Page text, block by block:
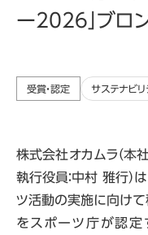
ー2026」ブロ
受賞・認定 サステナビリ
株式会社オカムラ（本
執行役員：中村 雅行）
ツ活動の実施に向け
をスポーツ庁が認定